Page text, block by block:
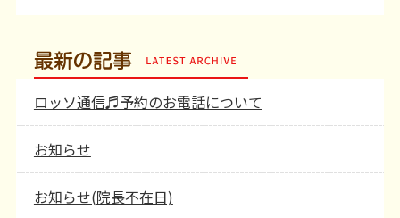
最新の記事
ロッソ通信♬予約のお電話について
お知らせ
お知らせ(院長不在日)